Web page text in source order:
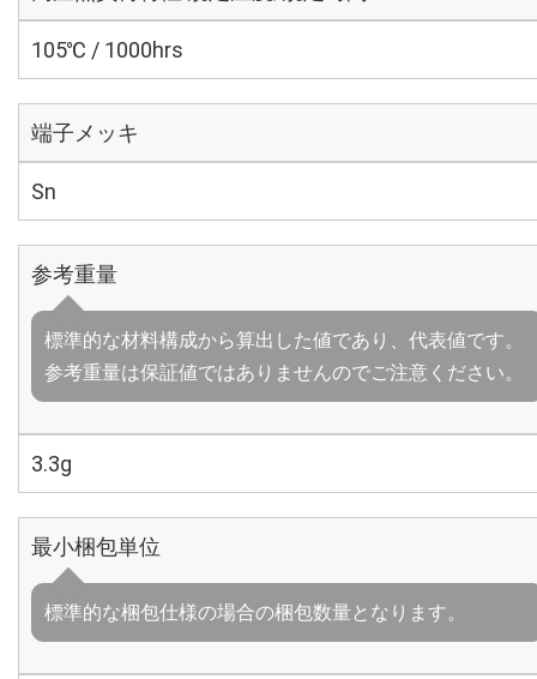
105℃ / 1000hrs
端子メッキ
Sn
参考重量
標準的な材料構成から算出した値であり、代表値です。
参考重量は保証値ではありませんのでご注意ください。
3.3g
最小梱包単位
標準的な梱包仕様の場合の梱包数量となります。